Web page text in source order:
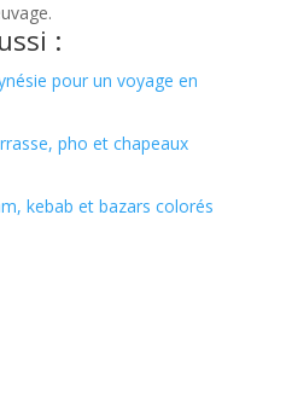
:
pour un voyage en
pho et chapeaux
kebab et bazars colorés